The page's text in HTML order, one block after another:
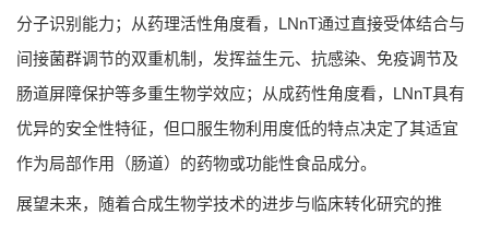
分子识别能力；从药理活性角度看，LNnT通过直接受体结合与
间接菌群调节的双重机制，发挥益生元、抗感染、免疫调节及
肠道屏障保护等多重生物学效应；从成药性角度看，LNnT具有
优异的安全性特征，但口服生物利用度低的特点决定了其适宜
作为局部作用（肠道）的药物或功能性食品成分。
展望未来，随着合成生物学技术的进步与临床转化研究的推